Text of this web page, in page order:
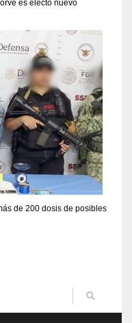
es electo nuevo
de 200 dosis de posibles